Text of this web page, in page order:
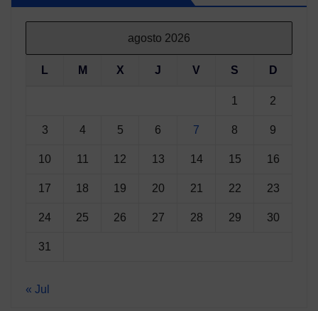
agosto 2026
L M X J V S D
1 2
3 4 5 6 7 8 9
10 11 12 13 14 15 16
17 18 19 20 21 22 23
24 25 26 27 28 29 30
31
« Jul